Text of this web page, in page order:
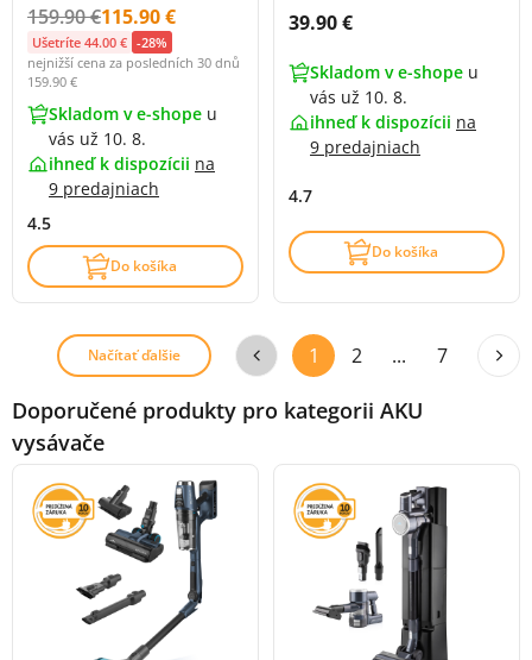
Původní cena s DPH:
159.90 €Cena s DPH:
115.90 €
Ušetríte 44.00 € -28%
nejnižší cena za posledních 30 dnů
159.90 €
Skladom v e-shope u
vás už 10. 8.
ihneď k dispozícii na
9 predajniach
4.5
Do košíka
Cena s DPH:
39.90 €
Skladom v e-shope u
vás už 10. 8.
ihneď k dispozícii na
9 predajniach
4.7
Do košíka
Načítať ďalšie 1 2 ... 7
Doporučené produkty pro kategorii AKU
vysávače